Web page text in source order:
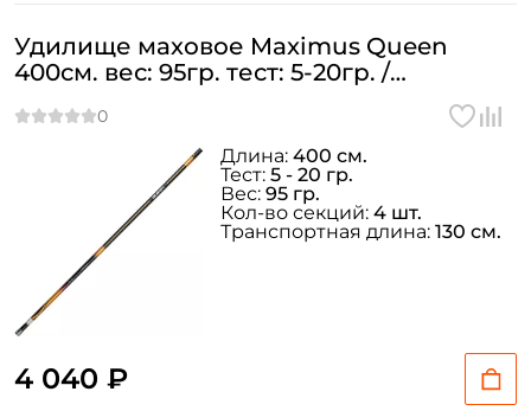
Удилище маховое Maximus Queen
400см. вес: 95гр. тест: 5-20гр. /
4 040 ₽
Длина: 400 см.
Тест: 5 - 20 гр.
Вес: 95 гр.
Кол-во секций: 4 шт.
Транспортная длина: 130 см.